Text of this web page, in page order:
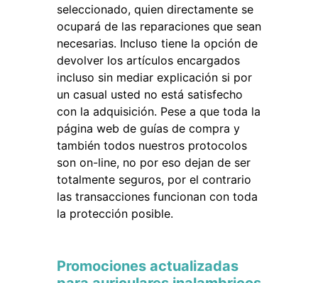
seleccionado, quien directamente se
ocupará de las reparaciones que sean
necesarias. Incluso tiene la opción de
devolver los artículos encargados
incluso sin mediar explicación si por
un casual usted no está satisfecho
con la adquisición. Pese a que toda la
página web de guías de compra y
también todos nuestros protocolos
son on-line, no por eso dejan de ser
totalmente seguros, por el contrario
las transacciones funcionan con toda
la protección posible.
Promociones actualizadas